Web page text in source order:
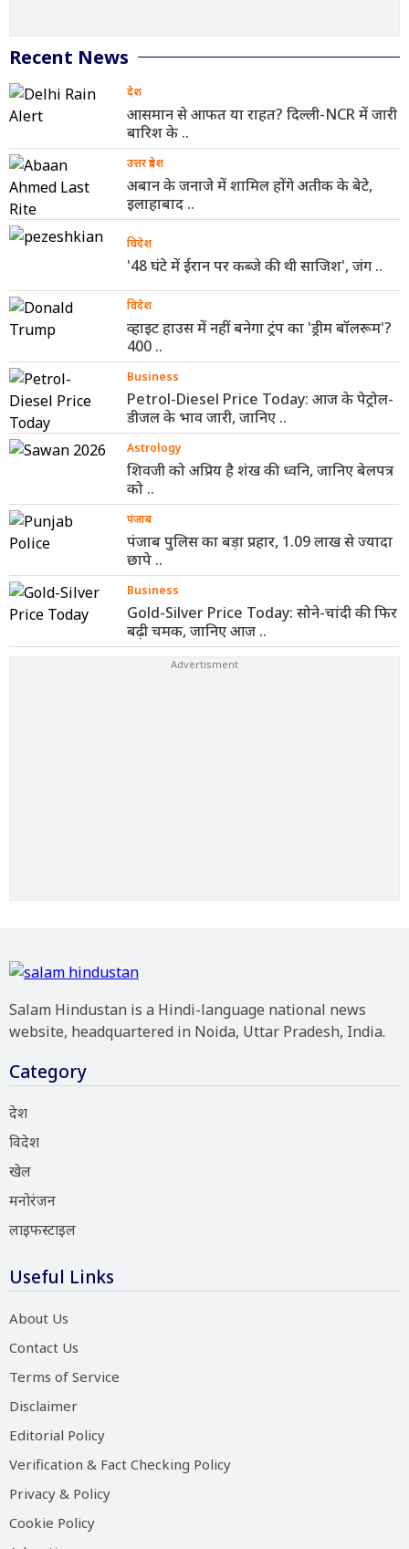
Recent News
देश
आसमान से आफत या राहत? दिल्ली-NCR में जारी
बारिश के ..
उत्तर प्रदेश
अबान के जनाजे में शामिल होंगे अतीक के बेटे,
इलाहाबाद ..
विदेश
'48 घंटे में ईरान पर कब्जे की थी साजिश', जंग ..
विदेश
व्हाइट हाउस में नहीं बनेगा ट्रंप का 'ड्रीम बॉलरूम'?
400 ..
Business
Petrol-Diesel Price Today: आज के पेट्रोल-
डीजल के भाव जारी, जानिए ..
Astrology
शिवजी को अप्रिय है शंख की ध्वनि, जानिए बेलपत्र
को ..
पंजाब
पंजाब पुलिस का बड़ा प्रहार, 1.09 लाख से ज्यादा
छापे ..
Business
Gold-Silver Price Today: सोने-चांदी की फिर
बढ़ी चमक, जानिए आज ..
Salam Hindustan is a Hindi-language national news
website, headquartered in Noida, Uttar Pradesh, India.
Category
देश
विदेश
खेल
मनोरंजन
लाइफस्टाइल
Useful Links
About Us
Contact Us
Terms of Service
Disclaimer
Editorial Policy
Verification & Fact Checking Policy
Privacy & Policy
Cookie Policy